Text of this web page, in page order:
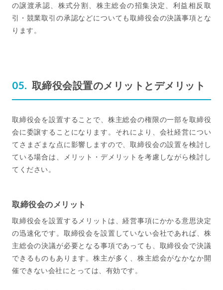
の譲渡承認、株式分割、株主総会の招集決定、利益相反取
引・競業取引の承認などについても取締役会の決議事項とな
ります。
取締役会設置のメリットとデメリット
取締役会を設置することで、株主総会の権限の一部を取締役
会に委譲することになります。それにより、会社経営につい
てさまざまな点に影響しますので、取締役会の設置を検討し
ている場合は、メリット・デメリットを考慮しながら検討し
てください。
取締役会のメリット
取締役会を設置するメリットは、経営事項にかかる意思決定
の迅速化です。取締役会を設置していない会社であれば、株
主総会の決議が必要となる事項であっても、取締役会で決議
できるものもあります。株主が多く、株主総会がなかなか開
催できない会社にとっては、有効です。